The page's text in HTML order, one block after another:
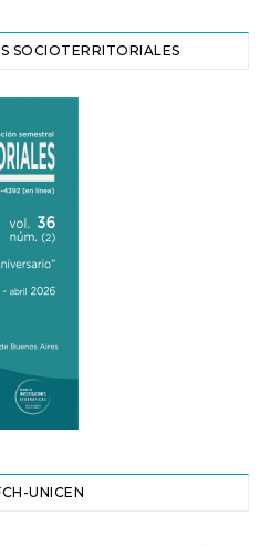
SOCIOTERRITORIALES
UNICEN